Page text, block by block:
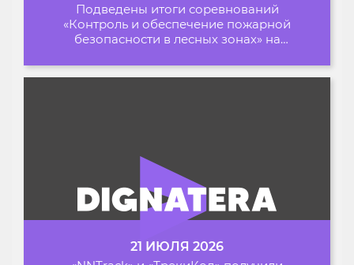
Подведены итоги соревнований
«Контроль и обеспечение пожарной
безопасности в лесных зонах» на
21 ИЮЛЯ 2026